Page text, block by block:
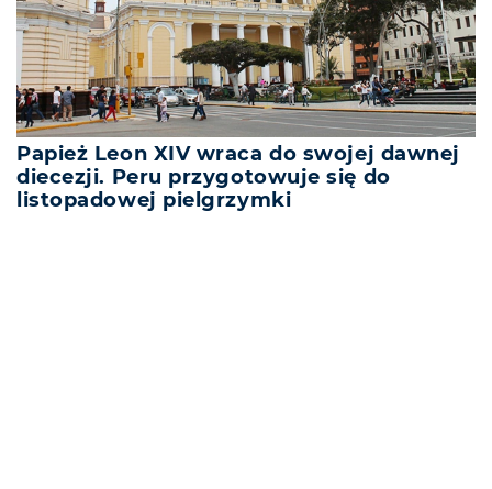
Papież Leon XIV wraca do swojej dawnej
diecezji. Peru przygotowuje się do
listopadowej pielgrzymki